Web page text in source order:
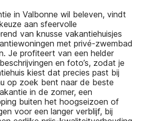
in Valbonne wil beleven, vindt
aan sfeervolle
van knusse vakantiehuisjes
met privé-zwembad
Je profiteert van een helder
en foto’s, zodat je
kiest dat precies past bij
op zoek bent naar de beste
in de zomer, een
buiten het hoogseizoen of
voor een langer verblijf, bij